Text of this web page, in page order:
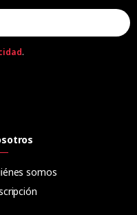
.
somos